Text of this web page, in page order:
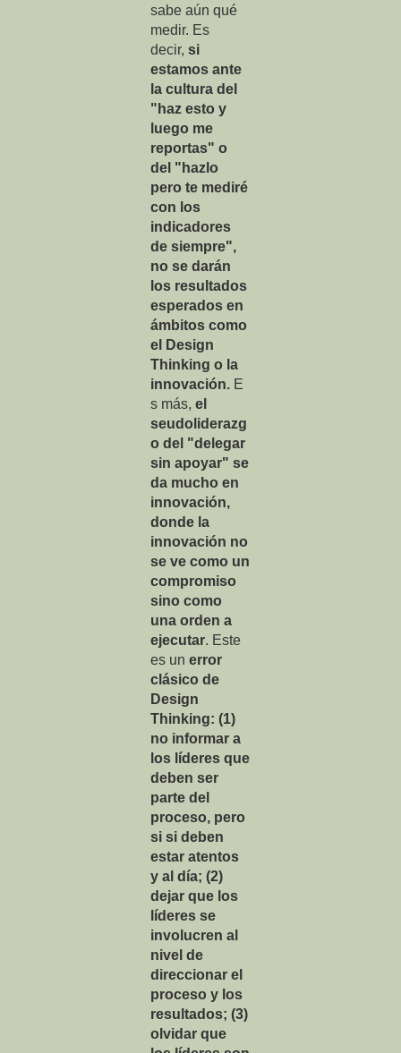
sabe aún qué
medir. Es
decir,si
estamos ante
la cultura del
"haz esto y
luego me
reportas" o
del "hazlo
pero te mediré
con los
indicadores
de siempre",
no se darán
los resultados
esperados en
ámbitos como
el Design
Thinking o la
innovación. E
s más,el
seudoliderazg
o del "delegar
sin apoyar" se
da mucho en
innovación,
donde la
innovación no
se ve como un
compromiso
sino como
una orden a
ejecutar. Este
es unerror
clásico de
Design
Thinking: (1)
no informar a
los líderes que
deben ser
parte del
proceso, pero
si si deben
estar atentos
y al día; (2)
dejar que los
líderes se
involucren al
nivel de
direccionar el
proceso y los
resultados; (3)
olvidar que